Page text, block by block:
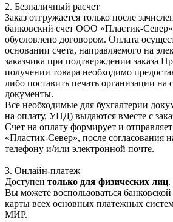
2. Безналичный расчет
Заказ отгружается только после
банковский счет ООО «Пластик-
обусловлено договором. Оплата
основании счета, направляемого на
заказчика при подтверждении заказа
получении товара необходимо
либо поставить печать организации на
документы.
Все необходимые для бухгалтерии
на оплату, УПД) выдаются вместе с
Счет на оплату формирует и
«Пластик-Север», после согласования
телефону и/или электронной почте.
3. Онлайн-платеж
Доступен только для физических лиц.
Вы можете воспользоваться
карты всех основных платежных
МИР.